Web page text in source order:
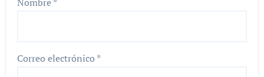
Correo electrónico *